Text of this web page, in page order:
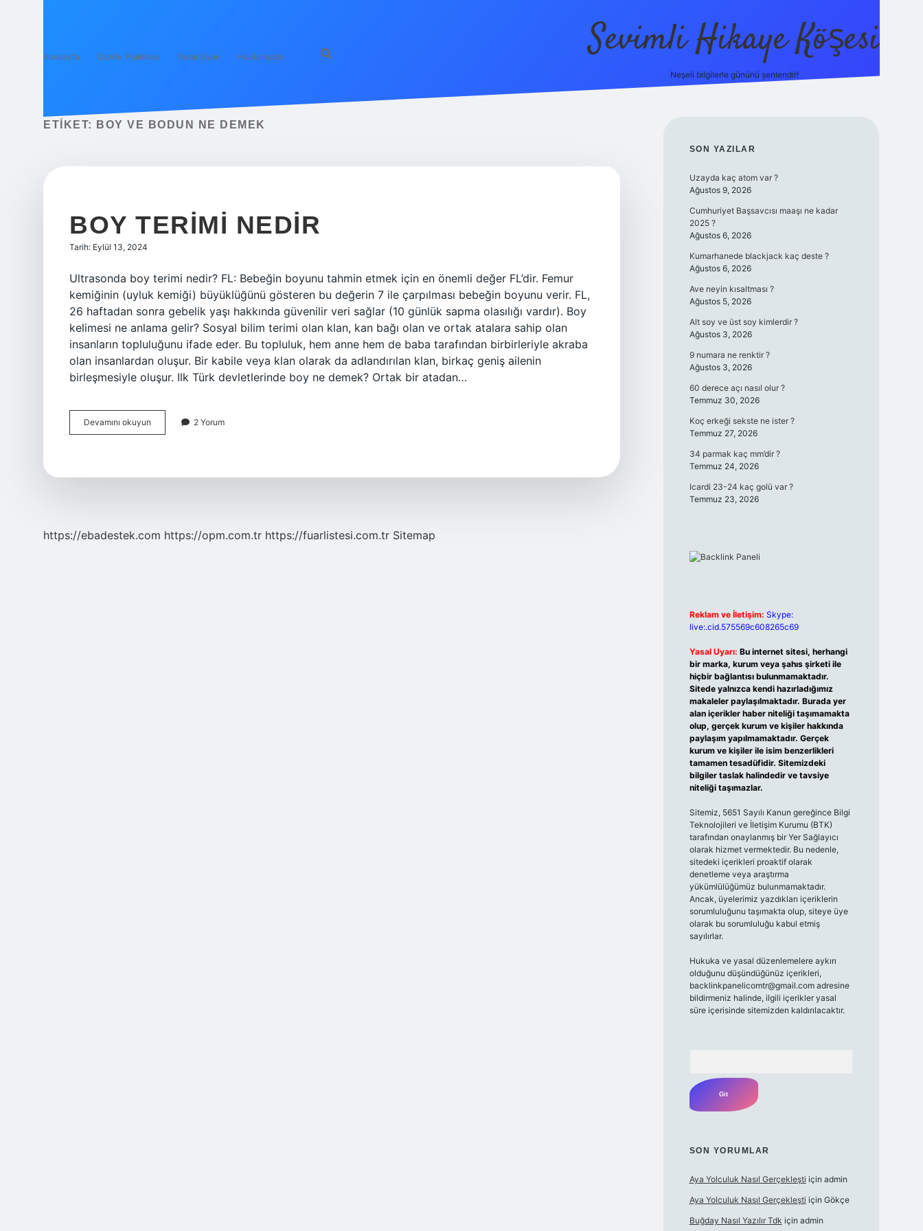
Anasayfa Gizlilik Politikası Yasal Uyarı Hakkımızda Sevimli Hikaye Köşesi
Neşeli bilgilerle gününü şenlendir!
ETIKET: BOY VE BODUN NE DEMEK
BOY TERIMI NEDIR
Tarih: Eylül 13, 2024
Ultrasonda boy terimi nedir? FL: Bebeğin boyunu tahmin etmek için en önemli değer FL’dir. Femur
kemiğinin (uyluk kemiği) büyüklüğünü gösteren bu değerin 7 ile çarpılması bebeğin boyunu verir. FL,
26 haftadan sonra gebelik yaşı hakkında güvenilir veri sağlar (10 günlük sapma olasılığı vardır). Boy
kelimesi ne anlama gelir? Sosyal bilim terimi olan klan, kan bağı olan ve ortak atalara sahip olan
insanların topluluğunu ifade eder. Bu topluluk, hem anne hem de baba tarafından birbirleriyle akraba
olan insanlardan oluşur. Bir kabile veya klan olarak da adlandırılan klan, birkaç geniş ailenin
birleşmesiyle oluşur. Ilk Türk devletlerinde boy ne demek? Ortak bir atadan…
Devamını okuyun
Terimi
2 Yorum
https://ebadestek.com https://opm.com.tr https://fuarlistesi.com.tr Sitemap
SIDEBAR
SON YAZILAR
Uzayda kaç atom var ?
Ağustos 9, 2026
Cumhuriyet Başsavcısı maaşı ne kadar
2025 ?
Ağustos 6, 2026
Kumarhanede blackjack kaç deste ?
Ağustos 6, 2026
Ave neyin kısaltması ?
Ağustos 5, 2026
Alt soy ve üst soy kimlerdir ?
Ağustos 3, 2026
9 numara ne renktir ?
Ağustos 3, 2026
60 derece açı nasıl olur ?
Temmuz 30, 2026
Koç erkeği sekste ne ister ?
Temmuz 27, 2026
34 parmak kaç mm’dir ?
Temmuz 24, 2026
Icardi 23-24 kaç golü var ?
Temmuz 23, 2026
Reklam ve İletişim: Skype:
live:.cid.575569c608265c69
Yasal Uyarı: Bu internet sitesi, herhangi
bir marka, kurum veya şahıs şirketi ile
hiçbir bağlantısı bulunmamaktadır.
Sitede yalnızca kendi hazırladığımız
makaleler paylaşılmaktadır. Burada yer
alan içerikler haber niteliği taşımamakta
olup, gerçek kurum ve kişiler hakkında
paylaşım yapılmamaktadır. Gerçek
kurum ve kişiler ile isim benzerlikleri
tamamen tesadüfidir. Sitemizdeki
bilgiler taslak halindedir ve tavsiye
niteliği taşımazlar.
Sitemiz, 5651 Sayılı Kanun gereğince Bilgi
Teknolojileri ve İletişim Kurumu (BTK)
tarafından onaylanmış bir Yer Sağlayıcı
olarak hizmet vermektedir. Bu nedenle,
sitedeki içerikleri proaktif olarak
denetleme veya araştırma
yükümlülüğümüz bulunmamaktadır.
Ancak, üyelerimiz yazdıkları içeriklerin
sorumluluğunu taşımakta olup, siteye üye
olarak bu sorumluluğu kabul etmiş
sayılırlar.
Hukuka ve yasal düzenlemelere aykırı
olduğunu düşündüğünüz içerikleri,
backlinkpanelicomtr@gmail.com adresine
bildirmeniz halinde, ilgili içerikler yasal
süre içerisinde sitemizden kaldırılacaktır.
SON YORUMLAR
Aya Yolculuk Nasıl Gerçekleşti için admin
Aya Yolculuk Nasıl Gerçekleşti için Gökçe
Buğday Nasıl Yazılır Tdk için admin